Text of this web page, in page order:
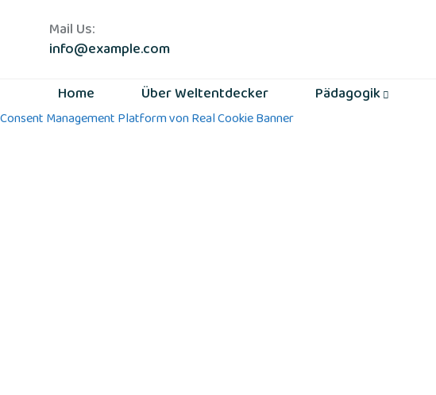
Mail Us:
info@example.com
Home Über Weltentdecker Pädagogik
Consent Management Platform von Real Cookie Banner